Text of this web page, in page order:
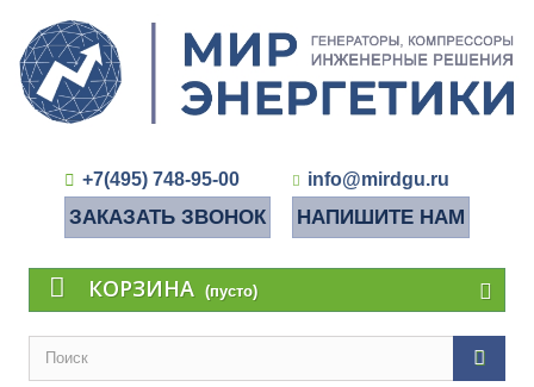
+7(495) 748-95-00 info@mirdgu.ru
ЗАКАЗАТЬ ЗВОНОК НАПИШИТЕ НАМ
КОРЗИНА (пусто)